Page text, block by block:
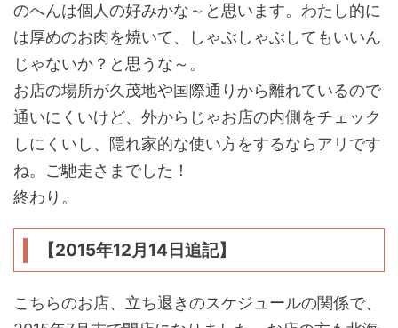
のへんは個人の好みかな～と思います。わたし的に
は厚めのお肉を焼いて、しゃぶしゃぶしてもいいん
じゃないか？と思うな～。
お店の場所が久茂地や国際通りから離れているので
通いにくいけど、外からじゃお店の内側をチェック
しにくいし、隠れ家的な使い方をするならアリです
ね。ご馳走さまでした！
終わり。
【2015年12月14日追記】
こちらのお店、立ち退きのスケジュールの関係で、